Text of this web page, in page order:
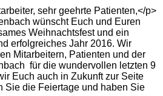
sehr geehrte Patienten,</p>
wünscht Euch und Euren
Weihnachtsfest und ein
erfolgreiches Jahr 2016. Wir
Mitarbeitern, Patienten und der
für die wundervollen letzten 9
Euch auch in Zukunft zur Seite
Sie die Feiertage und haben Sie